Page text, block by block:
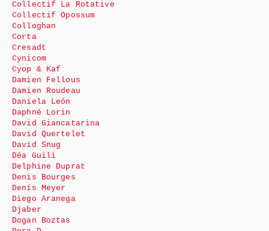
Collectif La Rotative
Collectif Opossum
Colloghan
Corta
Cresadt
Cynicom
Cyop & Kaf
Damien Fellous
Damien Roudeau
Daniela León
Daphné Lorin
David Giancatarina
David Quertelet
David Snug
Déa Guili
Delphine Duprat
Denis Bourges
Denis Meyer
Diego Aranega
Djaber
Dogan Boztas